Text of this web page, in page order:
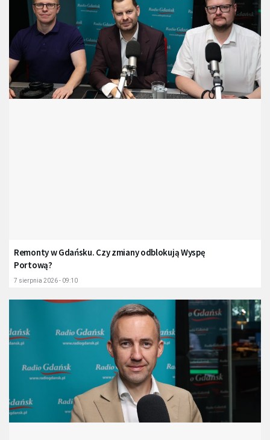
Remonty w Gdańsku. Czy zmiany odblokują Wyspę
Portową?
7 sierpnia 2026 - 09:10